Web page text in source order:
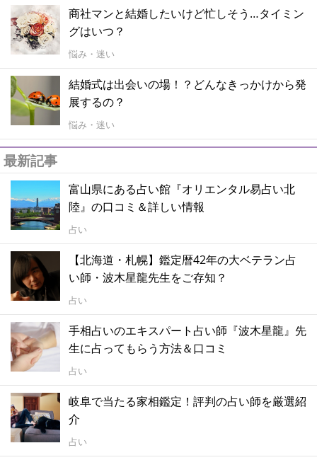
商社マンと結婚したいけど忙しそう…タイミン
グはいつ？
悩み・迷い
結婚式は出会いの場！？どんなきっかけから発
展するの？
悩み・迷い
最新記事
富山県にある占い館『オリエンタル易占い北
陸』の口コミ＆詳しい情報
占い
【北海道・札幌】鑑定暦42年の大ベテラン占
い師・波木星龍先生をご存知？
占い
手相占いのエキスパート占い師『波木星龍』先
生に占ってもらう方法＆口コミ
占い
岐阜で当たる家相鑑定！評判の占い師を厳選紹
介
占い